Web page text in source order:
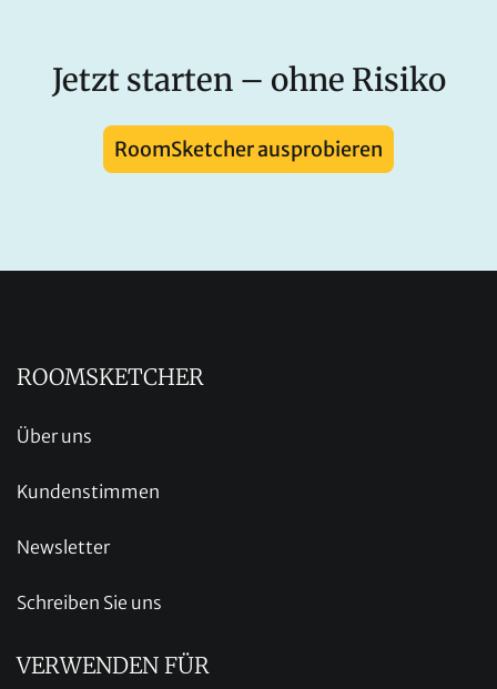
Jetzt starten – ohne Risiko
RoomSketcher ausprobieren
ROOMSKETCHER
Über uns
Kundenstimmen
Newsletter
Schreiben Sie uns
VERWENDEN FÜR